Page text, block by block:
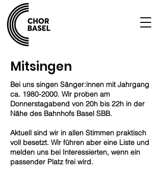
Mitsingen
Bei uns singen Sänger:innen mit Jahrgang
ca. 1980-2000. Wir proben am
Donnerstagabend von 20h bis 22h in der
Nähe des Bahnhofs Basel SBB.
Aktuell sind wir in allen Stimmen praktisch
voll besetzt. Wir führen aber eine Liste und
melden uns bei Interessierten, wenn ein
passender Platz frei wird.